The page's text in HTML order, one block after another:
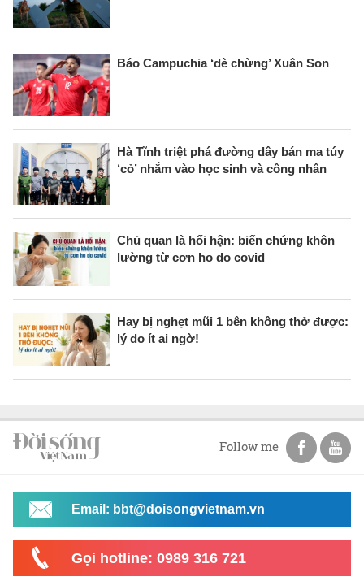
Báo Campuchia ‘dè chừng’ Xuân Son
Hà Tĩnh triệt phá đường dây bán ma túy
‘cỏ’ nhắm vào học sinh và công nhân
Chủ quan là hối hận: biến chứng khôn
lường từ cơn ho do covid
Hay bị nghẹt mũi 1 bên không thở được:
lý do ít ai ngờ!
Follow me
Email: bbt@doisongvietnam.vn
Gọi hotline: 0989 316 721